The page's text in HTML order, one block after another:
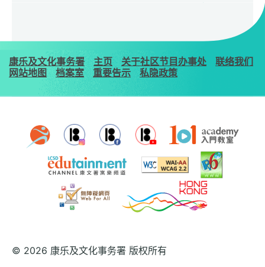
康乐及文化事务署 主页 关于社区节目办事处
联络我们
网站地图
档案室 重要告示 私隐政策
© 2026 康乐及文化事务署 版权所有